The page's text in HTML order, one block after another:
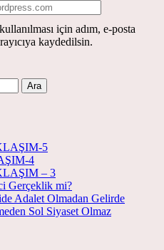
için adım, e-posta
kaydedilsin.
5
4
– 3
Gerçeklik mi?
Adalet Olmadan Gelirde
Sol Siyaset Olmaz